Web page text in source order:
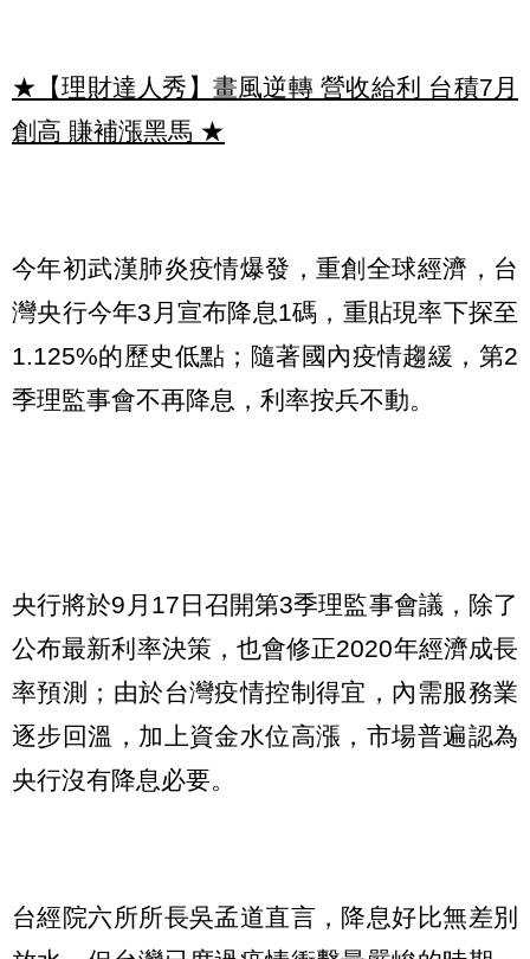
★【理財達人秀】畫風逆轉 營收給利 台積7月
創高 賺補漲黑馬 ★
今年初武漢肺炎疫情爆發，重創全球經濟，台
灣央行今年3月宣布降息1碼，重貼現率下探至
1.125%的歷史低點；隨著國內疫情趨緩，第2
季理監事會不再降息，利率按兵不動。
央行將於9月17日召開第3季理監事會議，除了
公布最新利率決策，也會修正2020年經濟成長
率預測；由於台灣疫情控制得宜，內需服務業
逐步回溫，加上資金水位高漲，市場普遍認為
央行沒有降息必要。
台經院六所所長吳孟道直言，降息好比無差別